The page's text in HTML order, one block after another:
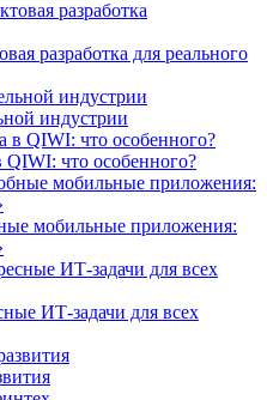
разработка для реального
индустрии
QIWI: что особенного?
мобильные приложения:
ИТ-задачи для всех